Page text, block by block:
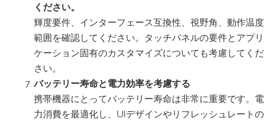
ください。
輝度要件、インターフェース互換性、視野角、動作温度
範囲を確認してください。タッチパネルの要件とアプリ
ケーション固有のカスタマイズについても考慮してくだ
さい。
バッテリー寿命と電力効率を考慮する
携帯機器にとってバッテリー寿命は非常に重要です。電
力消費を最適化し、UIデザインやリフレッシュレートの